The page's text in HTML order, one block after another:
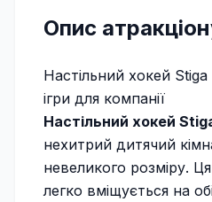
Опис
Настільний хокей
ігри для компанії
Настільний хокей
нехитрий дитячий
невеликого розміру.
легко вміщується на